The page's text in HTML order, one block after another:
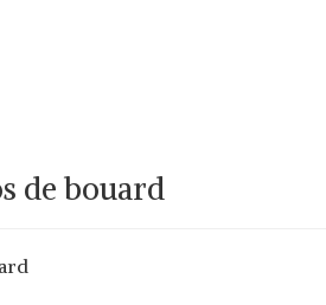
de bouard